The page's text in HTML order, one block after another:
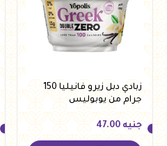
زبادي دبل زيرو فانيليا 150
جرام من يوبوليس
جنيه 47.00